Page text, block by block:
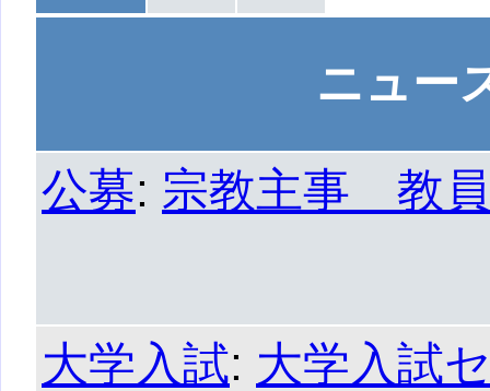
ニュー
公募: 宗教主事 教
大学入試: 大学入試